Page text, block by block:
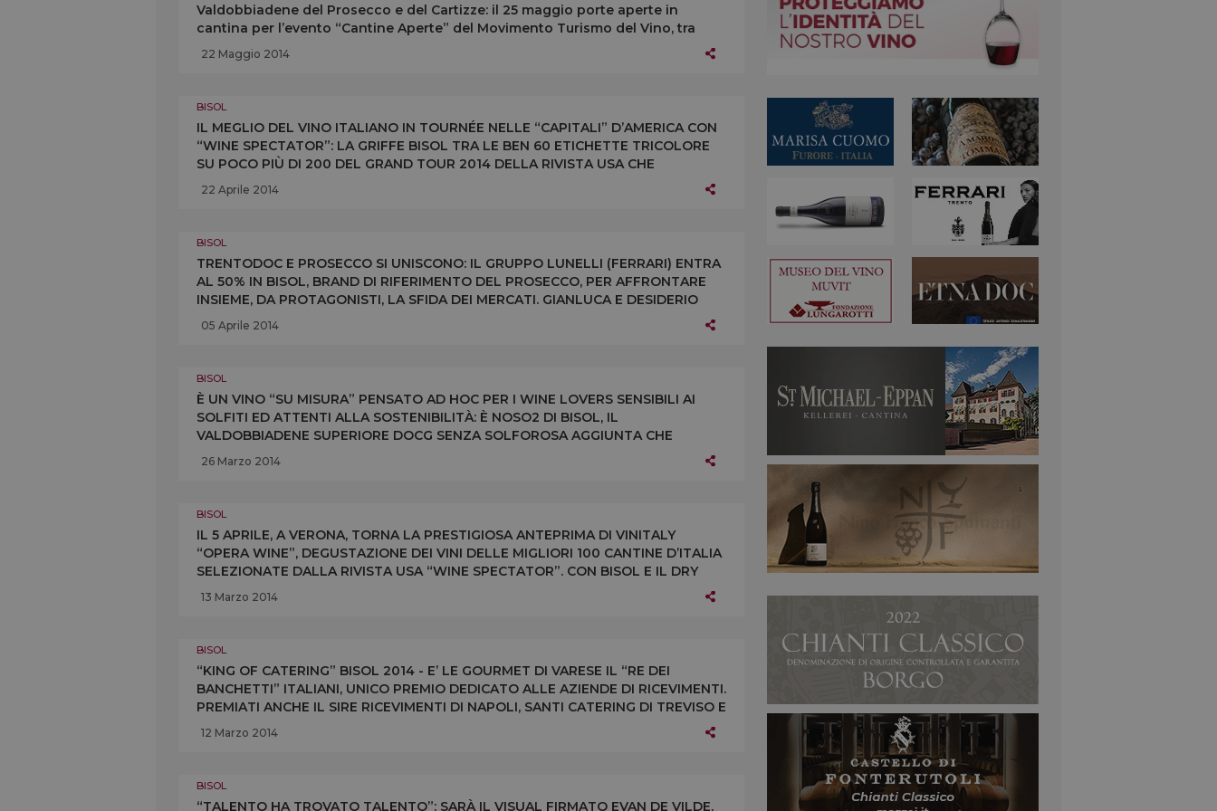
Valdobbiadene del Prosecco e del Cartizze: il 25 maggio porte aperte in
cantina per l’evento “Cantine Aperte” del Movimento Turismo del Vino, tra
visite e degustazioni
22 Maggio 2014
BISOL
IL MEGLIO DEL VINO ITALIANO IN TOURNÉE NELLE “CAPITALI” D’AMERICA CON
“WINE SPECTATOR”: LA GRIFFE BISOL TRA LE BEN 60 ETICHETTE TRICOLORE
SU POCO PIÙ DI 200 DEL GRAND TOUR 2014 DELLA RIVISTA USA CHE
TOCCHERÀ NEW YORK, WASHINGTON E LAS VEGAS
22 Aprile 2014
BISOL
TRENTODOC E PROSECCO SI UNISCONO: IL GRUPPO LUNELLI (FERRARI) ENTRA
AL 50% IN BISOL, BRAND DI RIFERIMENTO DEL PROSECCO, PER AFFRONTARE
INSIEME, DA PROTAGONISTI, LA SFIDA DEI MERCATI. GIANLUCA E DESIDERIO
BISOL CONTINUERANNO IL LORO IMPEGNO IN AZIENDA
05 Aprile 2014
BISOL
È UN VINO “SU MISURA” PENSATO AD HOC PER I WINE LOVERS SENSIBILI AI
SOLFITI ED ATTENTI ALLA SOSTENIBILITÀ: È NOSO2 DI BISOL, IL
VALDOBBIADENE SUPERIORE DOCG SENZA SOLFOROSA AGGIUNTA CHE
DEBUTTA A VINITALY. E IL CARTIZZE È PROTAGONISTA AD “OPERA WINE”
26 Marzo 2014
BISOL
IL 5 APRILE, A VERONA, TORNA LA PRESTIGIOSA ANTEPRIMA DI VINITALY
“OPERA WINE”, DEGUSTAZIONE DEI VINI DELLE MIGLIORI 100 CANTINE D’ITALIA
SELEZIONATE DALLA RIVISTA USA “WINE SPECTATOR”. CON BISOL E IL DRY
VALDOBBIADENE PROSECCO SUPERIORE CARTIZZE 2012
13 Marzo 2014
BISOL
“KING OF CATERING” BISOL 2014 - E’ LE GOURMET DI VARESE IL “RE DEI
BANCHETTI” ITALIANI, UNICO PREMIO DEDICATO ALLE AZIENDE DI RICEVIMENTI.
PREMIATI ANCHE IL SIRE RICEVIMENTI DI NAPOLI, SANTI CATERING DI TREVISO E
IL CAFFÈ SCALA DI MILANO
12 Marzo 2014
BISOL
“TALENTO HA TROVATO TALENTO”: SARÀ IL VISUAL FIRMATO EVAN DE VILDE,